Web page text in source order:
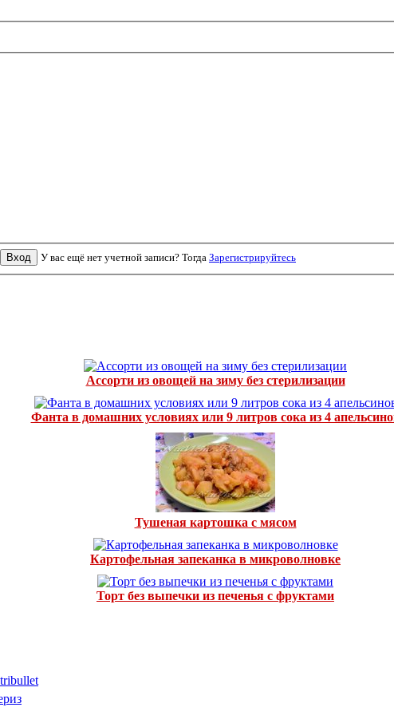
У вас ещё нет учетной записи? Тогда Зарегистрируйтесь
Ассорти из овощей на зиму без стерилизации
Фанта в домашних условиях или 9 литров сока из 4
Тушеная картошка с мясом
Картофельная запеканка в микроволновке
Торт без выпечки из печенья с фруктами